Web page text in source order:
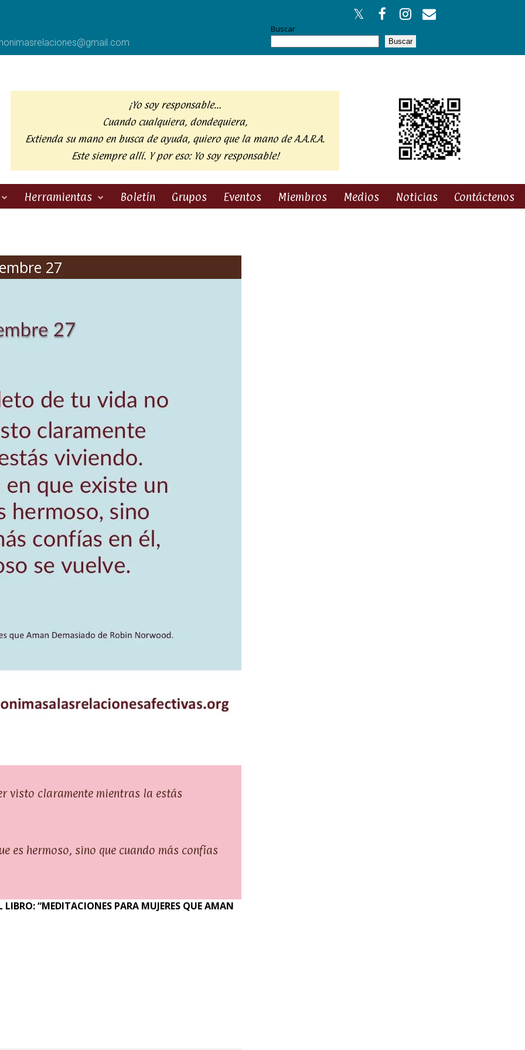
Buscar
Buscar
¡Yo soy responsable…
Cuando cualquiera, dondequiera,
Extienda su mano en busca de ayuda, quiero que la mano de A.A.R.A.
Este siempre allí. Y por eso: Yo soy responsable!
Herramientas Boletín Grupos Eventos Miembros Medios Noticias Contáctenos
27
visto claramente mientras la estás
es hermoso, sino que cuando más confías
“MEDITACIONES PARA MUJERES QUE AMAN